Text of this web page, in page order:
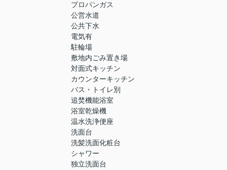
プロパンガス
公営水道
公共下水
電気有
駐輪場
敷地内ごみ置き場
対面式キッチン
カウンターキッチン
バス・トイレ別
追焚機能浴室
浴室乾燥機
温水洗浄便座
洗面台
洗髪洗面化粧台
シャワー
独立洗面台